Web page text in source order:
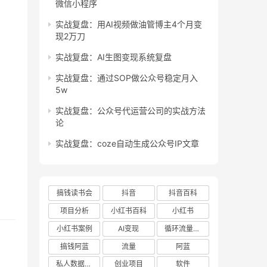
微信小程序
实战复盘：用AI视频做油管博主4个月变
现2万刀
实战复盘：AI生图变现系统复盘
实战复盘：通过SOP做公众号稳定月入
5w
实战复盘：公众号代运营公司的实战方法
论
实战复盘：coze自动生成公众号IP文章
搞钱读书会 抖音
抖音百科
项目分析
小红书百科
小红书
小红书案例
AI变现
循环流量实验室
搞钱阿蓝
流量
阿蓝
私人数据库项目
创业项目 软件